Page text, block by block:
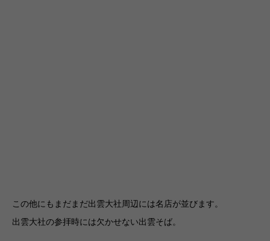
この他にもまだまだ出雲大社周辺には名店が並びます。
出雲大社の参拝時には欠かせない出雲そば。